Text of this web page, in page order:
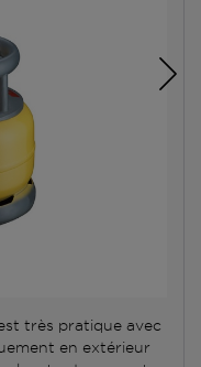
très pratique avec
en extérieur